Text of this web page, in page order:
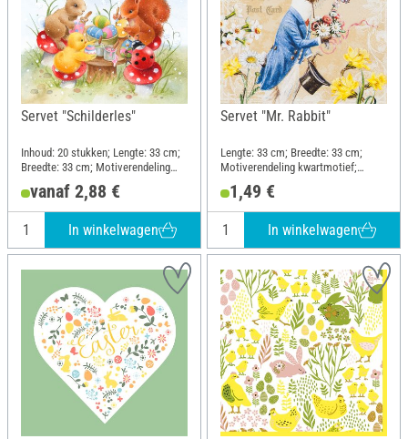
Servet "Schilderles"
Inhoud: 20 stukken; Lengte: 33 cm;
Breedte: 33 cm; Motiverendeling
kwartmotief; Materiaal: Papier
vanaf 2,88 €
In winkelwagen
Servet "Mr. Rabbit"
Lengte: 33 cm; Breedte: 33 cm;
Motiverendeling kwartmotief;
1,49 €
In winkelwagen